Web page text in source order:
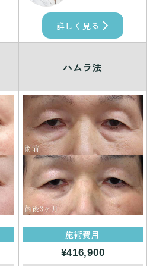
詳しく見る
ハムラ法
施術費用
¥416,900